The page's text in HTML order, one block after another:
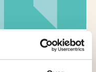
lokale